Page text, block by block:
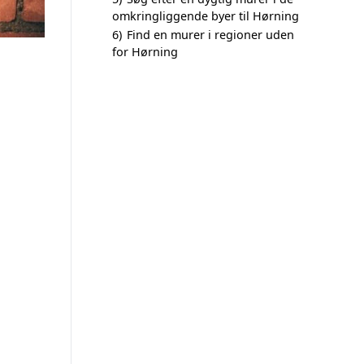
omkringliggende byer til Hørning
6) Find en murer i regioner uden
for Hørning